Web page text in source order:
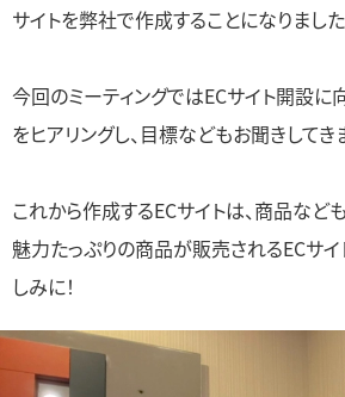
サイトを弊社で作成することになりました
今回のミーティングではECサイト開設に
をヒアリングし、目標などもお聞きしてき
これから作成するECサイトは、商品など
魅力たっぷりの商品が販売されるECサ
しみに！